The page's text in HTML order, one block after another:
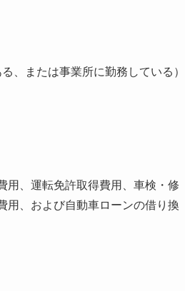
、または事業所に勤務している）
用、運転免許取得費用、車検・修
用、および自動車ローンの借り換